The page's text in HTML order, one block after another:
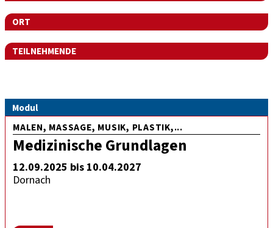
ORT
TEILNEHMENDE
Modul
MALEN, MASSAGE, MUSIK, PLASTIK,...
Medizinische Grundlagen
12.09.2025 bis 10.04.2027
Dornach